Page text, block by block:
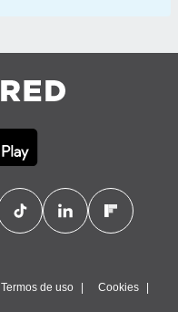
Termos de uso Cookies